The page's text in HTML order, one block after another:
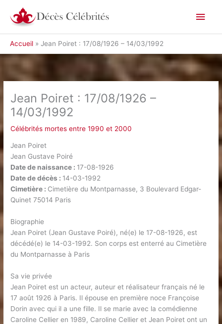
contenu
Accueil Jean Poiret : 17/08/1926 – 14/03/1992
Jean Poiret : 17/08/1926 –
14/03/1992
Célébrités mortes entre 1990 et 2000
Jean Poiret
Jean Gustave Poiré
Date de naissance : 17-08-1926
Date de décès : 14-03-1992
Cimetière : Cimetière du Montparnasse, 3 Boulevard Edgar-
Quinet 75014 Paris
Biographie
Jean Poiret (Jean Gustave Poiré), né(e) le 17-08-1926, est
décédé(e) le 14-03-1992. Son corps est enterré au Cimetière
du Montparnasse à Paris
Sa vie privée
Jean Poiret est un acteur, auteur et réalisateur français né le
17 août 1926 à Paris. Il épouse en première noce Françoise
Dorin avec qui il a une fille. Il se marie avec la comédienne
Caroline Cellier en 1989, Caroline Cellier et Jean Poiret ont un